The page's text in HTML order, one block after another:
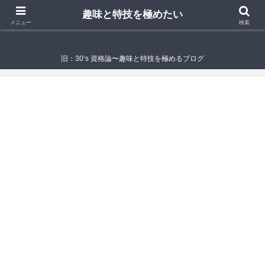
趣味と特技を極めたい
旧：30‘s 資格論〜趣味と特技を極めるブログ
メニュー
趣味と特技を極めたい
検索